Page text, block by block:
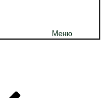
Меню